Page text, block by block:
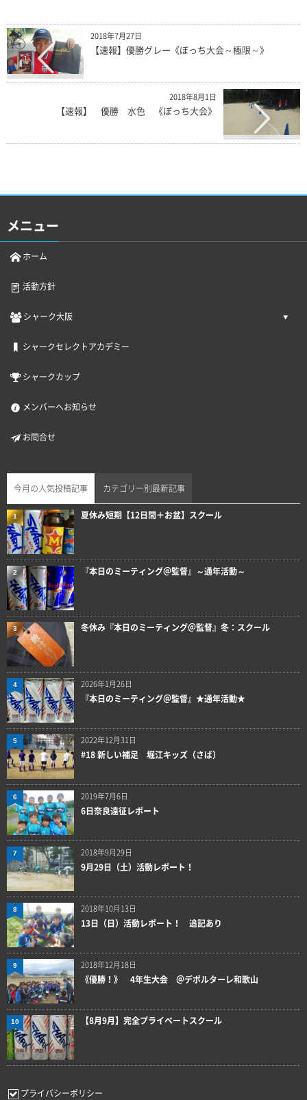
2018年7月27日
【速報】優勝グレー《ぼっち大会～極限～》
2018年8月1日
【速報】 優勝 水色 《ぼっち大会》
メニュー
ホーム
活動方針
シャーク大阪
シャークセレクトアカデミー
シャークカップ
メンバーへお知らせ
お問合せ
今月の人気投稿記事 カテゴリー別最新記事
夏休み短期【12日間＋お盆】スクール
1
『本日のミーティング＠監督』～通年活動～
2
冬休み『本日のミーティング＠監督』冬：スクール
3
2026年1月26日
『本日のミーティング＠監督』★通年活動★
4
2022年12月31日
#18 新しい補足 堀江キッズ（さば）
5
2019年7月6日
6日奈良遠征レポート
6
2018年9月29日
9月29日（土）活動レポート！
7
2018年10月13日
13日（日）活動レポート！ 追記あり
8
2018年12月18日
《優勝！》 4年生大会 ＠デポルターレ和歌山
9
【8月9月】完全プライベートスクール
10
プライバシーポリシー